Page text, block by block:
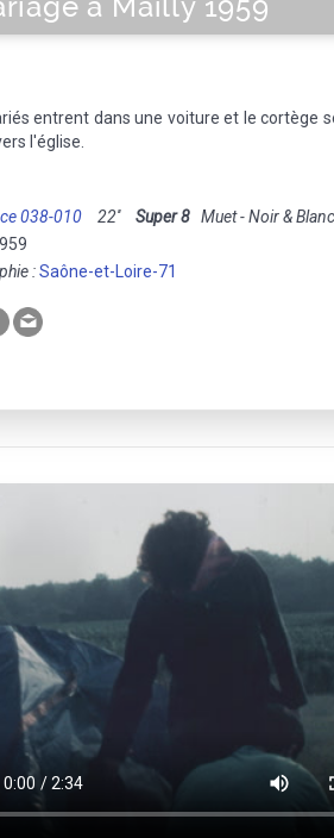
à Mailly 1959
entrent dans une voiture et le cortège
l'église.
038-010 22'' Super 8 Muet - Noir & Blanc
:Saône-et-Loire-71